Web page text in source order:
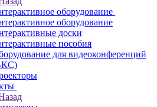
оборудование
оборудование
доски
пособия
для видеоконференций